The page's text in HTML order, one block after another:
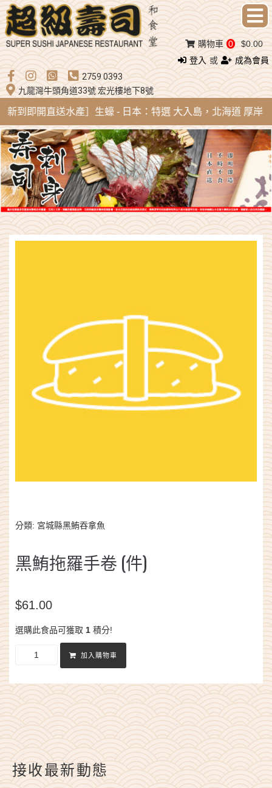
登入 或
成為會員
2759 0393
九龍灣牛頭角道33號 宏光樓地下8號
購物車 0 $0.00
到即開直送水產］生蠔 - 日本：特選 大入島，北海道 厚岸
分類: 宮城縣黑鮪吞拿魚
黑鮪拖羅手卷 (件)
$61.00
選購此食品可獲取 1 積分!
加入購物車
接收最新動態